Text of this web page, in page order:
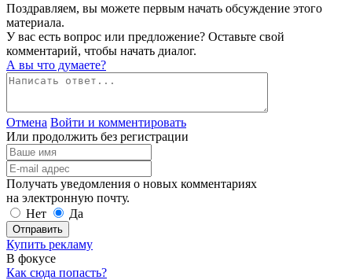
Поздравляем, вы можете первым начать обсуждение этого
материала.
У вас есть вопрос или предложение? Оставьте свой
комментарий, чтобы начать диалог.
А вы что думаете?
Отмена Войти и комментировать
Или продолжить без регистрации
Получать уведомления о новых комментариях
на электронную почту.
Нет
Да
Отправить
Купить рекламу
В фокусе
Как сюда попасть?